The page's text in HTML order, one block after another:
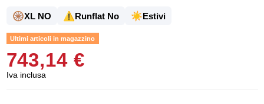
🛞XL NO ⚠️Runflat No ☀️Estivi
Ultimi articoli in magazzino
743,14 €
Iva inclusa